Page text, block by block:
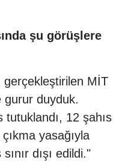
şu görüşlere
gerçekleştirilen MİT
gurur duyduk.
tutuklandı, 12 şahıs
yasağıyla
dışı edildi."